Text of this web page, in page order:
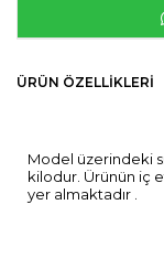
ÜRÜN ÖZELLIKLERI
Model üzerindeki
kilodur. Ürünün iç
yer almaktadır .